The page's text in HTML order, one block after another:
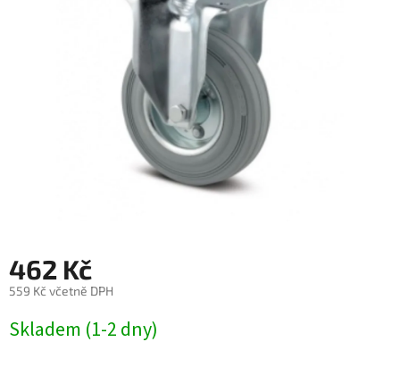
462 Kč
559 Kč včetně DPH
cena:
Skladem (1-2 dny)